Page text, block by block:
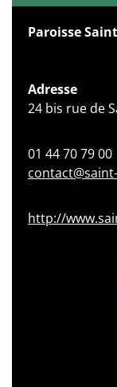
Paroisse
Adresse
24 bis rue de
01 44 70 79 00
http://